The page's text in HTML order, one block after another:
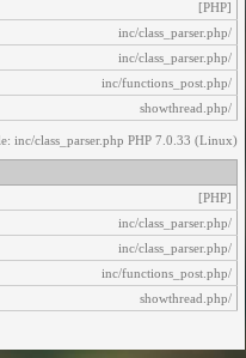
[PHP]
/inc/class_parser.php
/inc/class_parser.php
/inc/functions_post.php
/showthread.php
inc/class_parser.php PHP 7.0.33 (Linux)
[PHP]
/inc/class_parser.php
/inc/class_parser.php
/inc/functions_post.php
/showthread.php